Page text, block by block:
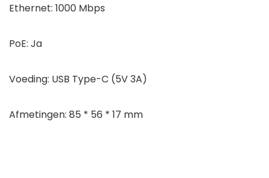
Ethernet: 1000 Mbps
PoE: Ja
Voeding: USB Type-C (5V 3A)
Afmetingen: 85 * 56 * 17 mm